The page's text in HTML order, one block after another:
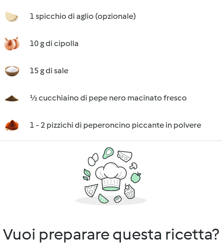
1 spicchio di aglio (opzionale)
10 g di cipolla
15 g di sale
½ cucchiaino di pepe nero macinato fresco
1 - 2 pizzichi di peperoncino piccante in polvere
Vuoi preparare questa ricetta?